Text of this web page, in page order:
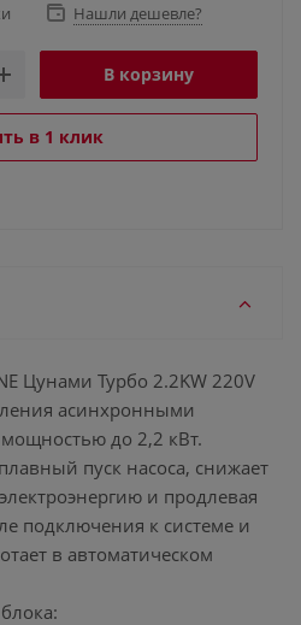
Нашли дешевле?
В корзину
в 1 клик
Цунами Турбо 2.2KW 220V
асинхронными
до 2,2 кВт.
пуск насоса, снижает
и продлевая
подключения к системе и
в автоматическом